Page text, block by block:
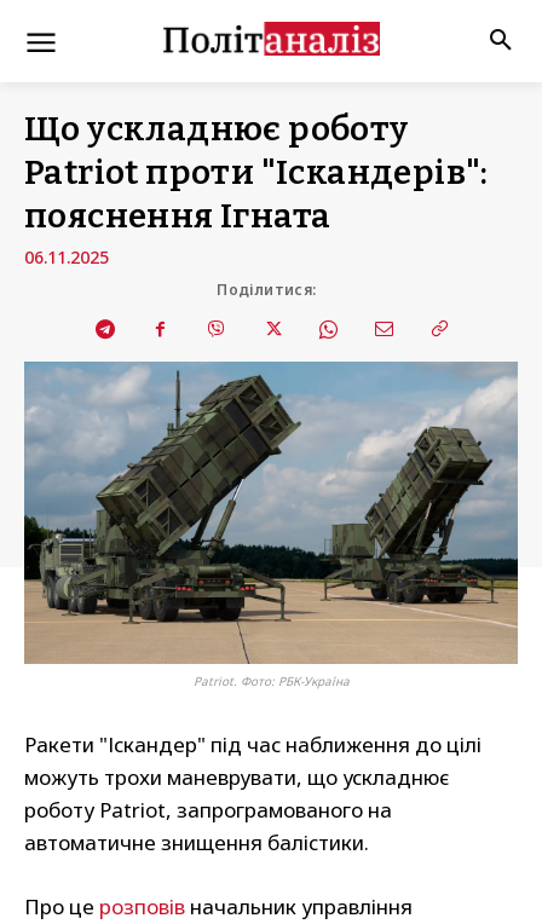
Що ускладнює роботу
Patriot проти "Іскандерів":
пояснення Ігната
06.11.2025
Поділитися:
Patriot. Фото: РБК-Україна
Ракети "Іскандер" під час наближення до цілі
можуть трохи маневрувати, що ускладнює
роботу Patriot, запрограмованого на
автоматичне знищення балістики.
Про це розповів начальник управління